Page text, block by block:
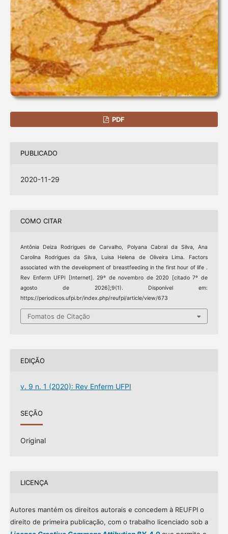
PDF
PUBLICADO
2020-11-29
COMO CITAR
Antônia Deiza Rodrigues de Carvalho, Polyana Cabral da Silva, Ana
Carolina Rodrigues da Silva, Luisa Helena de Oliveira Lima. Factors
associated with the development of breastfeeding in the first hour of life .
Rev Enferm UFPI [Internet]. 29º de novembro de 2020 [citado 7º de
agosto de 2026];9(1). Disponível em:
https://periodicos.ufpi.br/index.php/reufpi/article/view/673
Fomatos de Citação
EDIÇÃO
v. 9 n. 1 (2020): Rev Enferm UFPI
SEÇÃO
Original
LICENÇA
Autores mantém os direitos autorais e concedem à REUFPI o
direito de primeira publicação, com o trabalho licenciado sob a